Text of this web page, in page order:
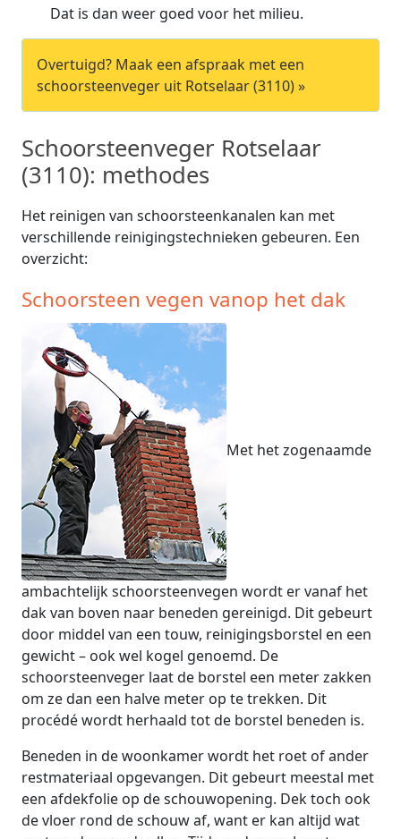
Dat is dan weer goed voor het milieu.
Overtuigd? Maak een afspraak met een
schoorsteenveger uit Rotselaar (3110) »
Schoorsteenveger Rotselaar
(3110): methodes
Het reinigen van schoorsteenkanalen kan met
verschillende reinigingstechnieken gebeuren. Een
overzicht:
Schoorsteen vegen vanop het dak
Met het zogenaamde
ambachtelijk schoorsteenvegen wordt er vanaf het
dak van boven naar beneden gereinigd. Dit gebeurt
door middel van een touw, reinigingsborstel en een
gewicht – ook wel kogel genoemd. De
schoorsteenveger laat de borstel een meter zakken
om ze dan een halve meter op te trekken. Dit
procédé wordt herhaald tot de borstel beneden is.
Beneden in de woonkamer wordt het roet of ander
restmateriaal opgevangen. Dit gebeurt meestal met
een afdekfolie op de schouwopening. Dek toch ook
de vloer rond de schouw af, want er kan altijd wat